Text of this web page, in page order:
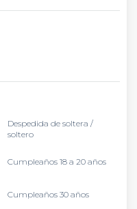
Despedida de soltera /
soltero
Cumpleaños 18 a 20 años
Cumpleaños 30 años